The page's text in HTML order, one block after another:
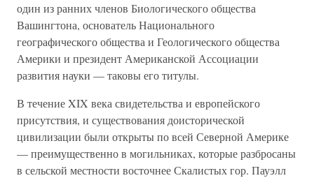
один из ранних членов Биологического общества
Вашингтона, основатель Национального
географического общества и Геологического общества
Америки и президент Американской Ассоциации
развития науки — таковы его титулы.
В течение XIX века свидетельства и европейского
присутствия, и существования доисторической
цивилизации были открыты по всей Северной Америке
— преимущественно в могильниках, которые разбросаны
в сельской местности восточнее Скалистых гор. Пауэлл